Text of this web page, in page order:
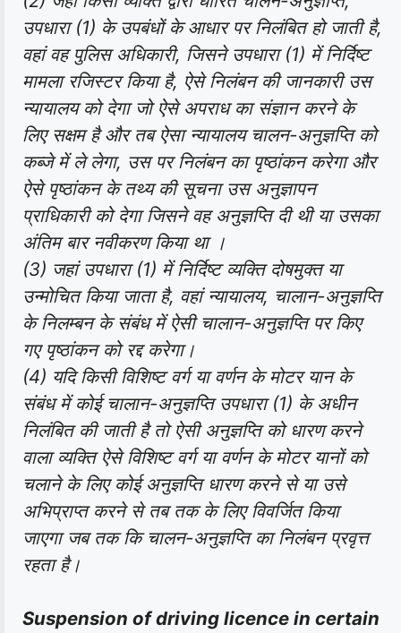
उपधारा (1) के उपबंधों के आधार पर निलंबित हो जाती है,
वहां वह पुलिस अधिकारी, जिसने उपधारा (1) में निर्दिष्ट
मामला रजिस्टर किया है, ऐसे निलंबन की जानकारी उस
न्यायालय को देगा जो ऐसे अपराध का संज्ञान करने के
लिए सक्षम है और तब ऐसा न्यायालय चालन-अनुज्ञप्ति को
कब्जे में ले लेगा, उस पर निलंबन का पृष्ठांकन करेगा और
ऐसे पृष्ठांकन के तथ्य की सूचना उस अनुज्ञापन
प्राधिकारी को देगा जिसने वह अनुज्ञप्ति दी थी या उसका
अंतिम बार नवीकरण किया था ।
(3) जहां उपधारा (1) में निर्दिष्ट व्यक्ति दोषमुक्त या
उन्मोचित किया जाता है, वहां न्यायालय, चालान-अनुज्ञप्ति
के निलम्बन के संबंध में ऐसी चालान-अनुज्ञप्ति पर किए
गए पृष्ठांकन को रद्द करेगा।
(4) यदि किसी विशिष्ट वर्ग या वर्णन के मोटर यान के
संबंध में कोई चालान-अनुज्ञप्ति उपधारा (1) के अधीन
निलंबित की जाती है तो ऐसी अनुज्ञप्ति को धारण करने
वाला व्यक्ति ऐसे विशिष्ट वर्ग या वर्णन के मोटर यानों को
चलाने के लिए कोई अनुज्ञप्ति धारण करने से या उसे
अभिप्राप्त करने से तब तक के लिए विवर्जित किया
जाएगा जब तक कि चालन-अनुज्ञप्ति का निलंबन प्रवृत्त
रहता है।
Suspension of driving licence in certain